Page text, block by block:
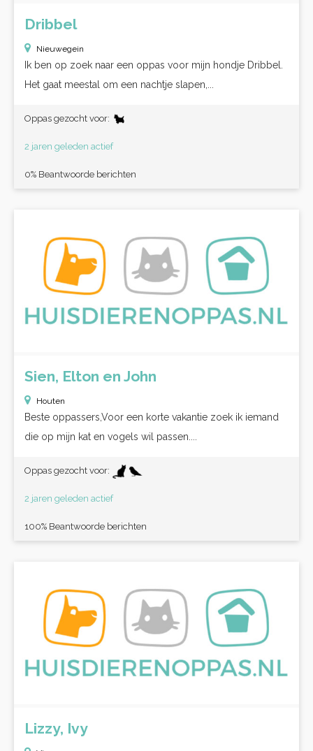
Dribbel
Nieuwegein
Ik ben op zoek naar een oppas voor mijn hondje Dribbel.
Het gaat meestal om een nachtje slapen,...
Oppas gezocht voor:
2 jaren geleden actief
0% Beantwoorde berichten
Sien, Elton en John
Houten
Beste oppassers,Voor een korte vakantie zoek ik iemand
die op mijn kat en vogels wil passen....
Oppas gezocht voor:
2 jaren geleden actief
100% Beantwoorde berichten
Lizzy, Ivy